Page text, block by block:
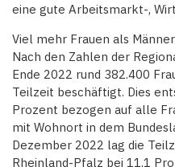
eine gute Arbeitsmarkt-,
Viel mehr Frauen als
Nach den Zahlen der
Ende 2022 rund 382.400
Teilzeit beschäftigt. Dies
Prozent bezogen auf alle
mit Wohnort in dem
Dezember 2022 lag die
Rheinland-Pfalz bei 11,1